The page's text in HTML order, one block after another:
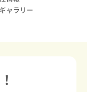
ギャラリー